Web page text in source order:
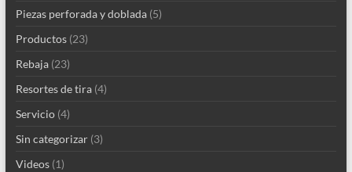
Piezas perforada y doblada(5)
Productos(23)
Rebaja(23)
Resortes de tira(4)
Servicio(4)
Sin categorizar(3)
Videos(1)